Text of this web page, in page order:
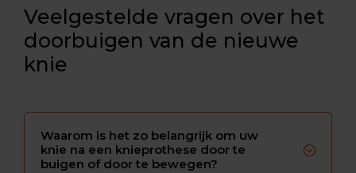
Veelgestelde vragen over het
doorbuigen van de nieuwe
knie
Waarom is het zo belangrijk om uw
knie na een knieprothese door te
buigen of door te bewegen?